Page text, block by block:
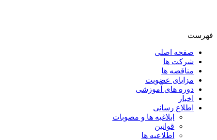
فهرست
صفحه اصلی
شرکت ها
مناقصه ها
مزایای عضویت
دوره های آموزشی
اخبار
اطلاع رسانی
ابلاغیه ها و مصوبات
قوانین
اطلاعیه ها